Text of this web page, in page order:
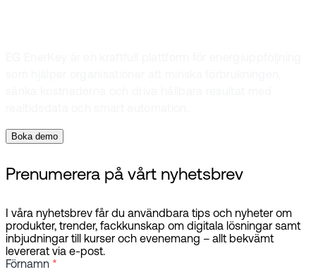
Boka demo
Prenumerera på vårt nyhetsbrev
I våra nyhetsbrev får du användbara tips och nyheter om
produkter, trender, fackkunskap om digitala lösningar samt
inbjudningar till kurser och evenemang – allt bekvämt
levererat via e-post.
Förnamn *